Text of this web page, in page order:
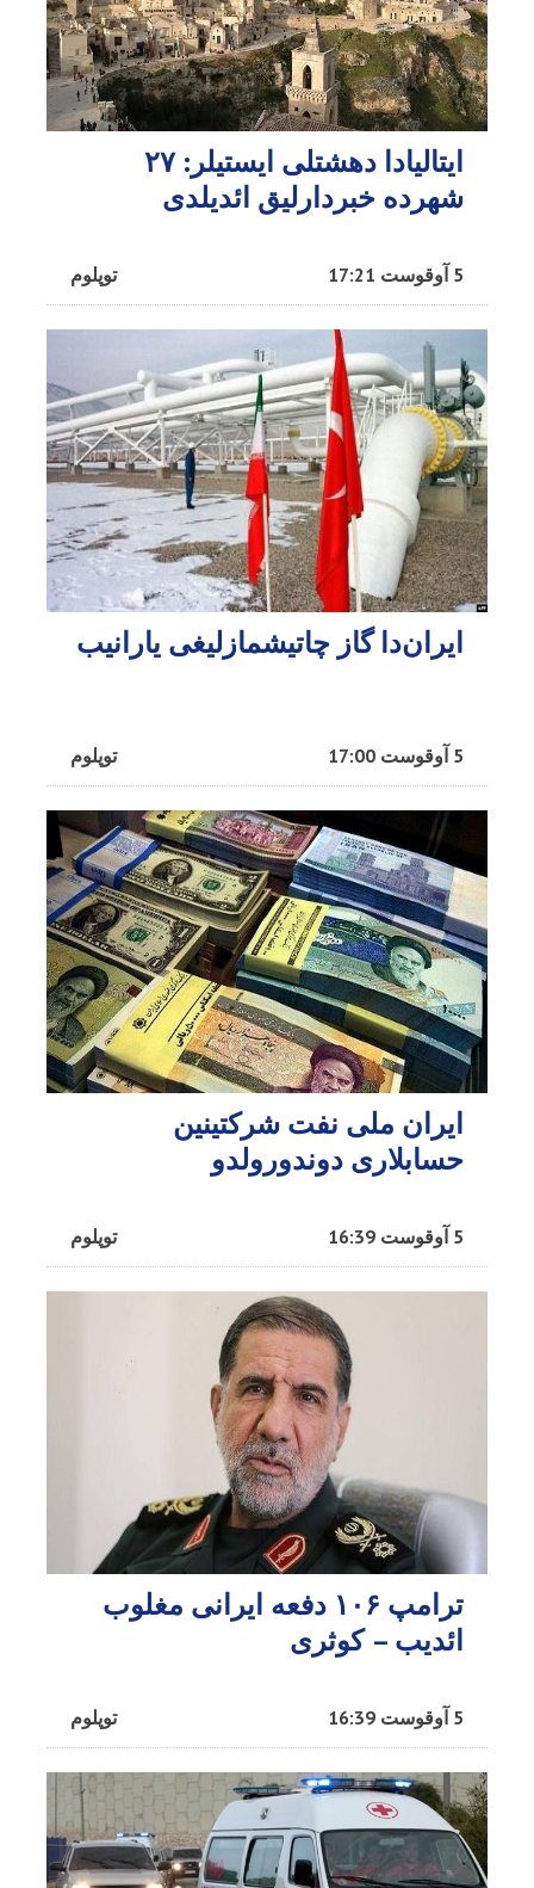
ایتالیادا دهشتلی ایستیلر: ۲۷
شهرده خبردارلیق ائدیلدی
توپلوم 5 آوقوست 17:21
ایران‌دا گاز چاتیشمازلیغی یارانیب
توپلوم 5 آوقوست 17:00
ایران ملی نفت شرکتینین
حسابلاری دوندورولدو
توپلوم 5 آوقوست 16:39
ترامپ ۱۰۶ دفعه ایرانی مغلوب
ائدیب – کوثری
توپلوم 5 آوقوست 16:39